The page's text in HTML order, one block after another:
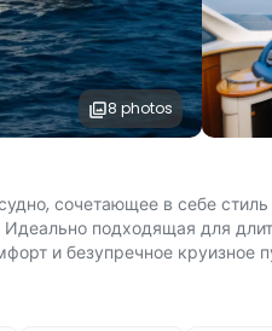
8 photos
сочетающее в себе
подходящая для
и безупречное круизное